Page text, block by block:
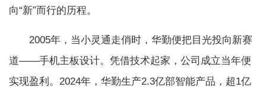
向“新”而行的历程。
2005年，当小灵通走俏时，华勤便把目光投向新赛
道——手机主板设计。凭借技术起家，公司成立当年便
实现盈利。2024年，华勤生产2.3亿部智能产品，超1亿